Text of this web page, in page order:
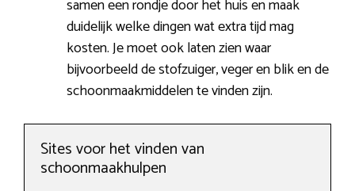
samen een rondje door het huis en maak
duidelijk welke dingen wat extra tijd mag
kosten. Je moet ook laten zien waar
bijvoorbeeld de stofzuiger, veger en blik en de
schoonmaakmiddelen te vinden zijn.
Sites voor het vinden van
schoonmaakhulpen